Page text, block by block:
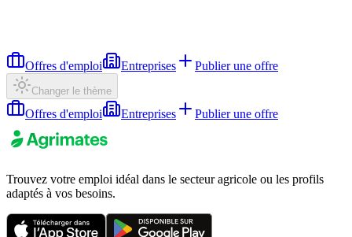
Offres d'emploi Entreprises Publier une offre
Changer le thème
Offres d'emploi Entreprises Publier une offre
Trouvez votre emploi idéal dans le secteur agricole ou les profils
adaptés à vos besoins.